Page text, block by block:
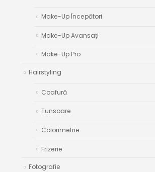
Make-Up Începători
Make-Up Avansați
Make-Up Pro
Hairstyling
Coafură
Tunsoare
Colorimetrie
Frizerie
Fotografie